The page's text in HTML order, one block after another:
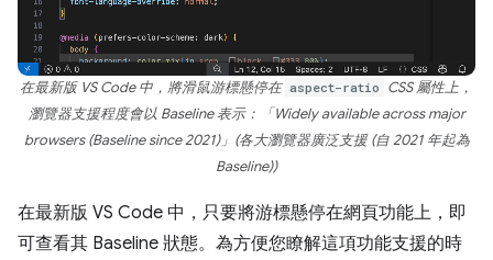
在最新版 VS Code 中，將滑鼠游標懸停在 aspect-ratio CSS 屬性上，
瀏覽器支援程度會以 Baseline 表示：「Widely available across major
browsers (Baseline since 2021)」(各大瀏覽器廣泛支援 (自 2021 年起為
Baseline))
在最新版 VS Code 中，只要將游標懸停在網頁功能上，即
可查看其 Baseline 狀態。為方便您瞭解這項功能支援的時